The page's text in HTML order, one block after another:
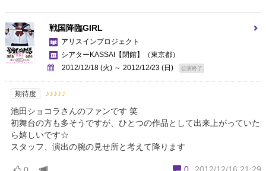
戦国降臨GIRL
アリスインプロジェクト
シアターKASSAI【閉館】
（東京都）
2012/12/18 (火) ～ 2012/12/23 (日)
公演終了
期待度
♪♪♪♪♪
池田ショコラさんのファンです 笑
初舞台の方も多そうですが、ひとつの作品として出来上がっていた
ら嬉しいです☆
スタッフ、演出の腕の見せ所と考えて降ります